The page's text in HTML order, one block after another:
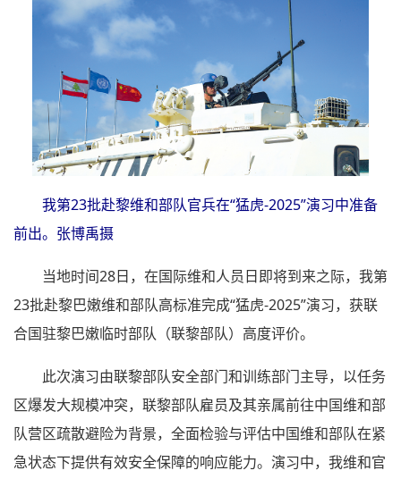
我第23批赴黎维和部队官兵在“猛虎-2025”演习中准备
前出。张博禹摄
当地时间28日，在国际维和人员日即将到来之际，我第
23批赴黎巴嫩维和部队高标准完成“猛虎-2025”演习，获联
合国驻黎巴嫩临时部队（联黎部队）高度评价。
此次演习由联黎部队安全部门和训练部门主导，以任务
区爆发大规模冲突，联黎部队雇员及其亲属前往中国维和部
队营区疏散避险为背景，全面检验与评估中国维和部队在紧
急状态下提供有效安全保障的响应能力。演习中，我维和官